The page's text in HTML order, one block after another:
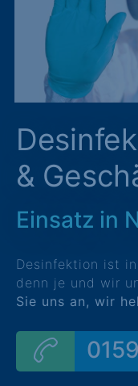
&
Einsatz in
Desinfektion ist
denn je und wir
Sie uns an, wir